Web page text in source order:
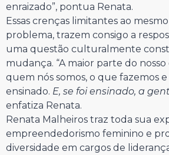
enraizado”, pontua Renata.
Essas crenças limitantes ao
problema, trazem consigo a
uma questão culturalmente
mudança. “A maior parte do
quem nós somos, o que fazemos
ensinado. E, se foi ensinado, a
enfatiza Renata.
Renata Malheiros traz toda sua
empreendedorismo feminino e
diversidade em cargos de